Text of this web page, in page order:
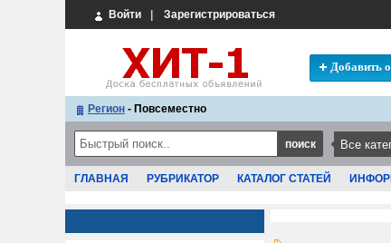
Войти Зарегистрироваться
Добавить
Регион - Повсеместно
ГЛАВНАЯ РУБРИКАТОР КАТАЛОГ СТАТЕЙ